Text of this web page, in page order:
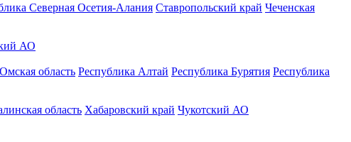
Северная Осетия-Алания Ставропольский край Чеченская
АО
Омская область Республика Алтай Республика Бурятия Республика
область Хабаровский край Чукотский АО